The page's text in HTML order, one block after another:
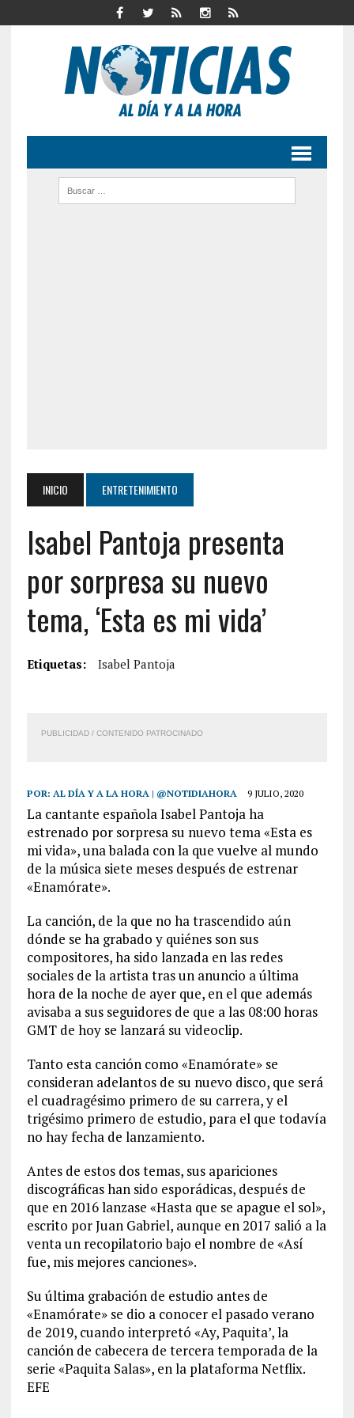
INICIO ENTRETENIMIENTO
Isabel Pantoja presenta
por sorpresa su nuevo
tema, ‘Esta es mi vida’
Etiquetas: Isabel Pantoja
PUBLICIDAD / CONTENIDO PATROCINADO
POR: AL DÍA Y A LA HORA | @NOTIDIAHORA 9 JULIO, 2020
La cantante española Isabel Pantoja ha
estrenado por sorpresa su nuevo tema «Esta es
mi vida», una balada con la que vuelve al mundo
de la música siete meses después de estrenar
«Enamórate».
La canción, de la que no ha trascendido aún
dónde se ha grabado y quiénes son sus
compositores, ha sido lanzada en las redes
sociales de la artista tras un anuncio a última
hora de la noche de ayer que, en el que además
avisaba a sus seguidores de que a las 08:00 horas
GMT de hoy se lanzará su videoclip.
Tanto esta canción como «Enamórate» se
consideran adelantos de su nuevo disco, que será
el cuadragésimo primero de su carrera, y el
trigésimo primero de estudio, para el que todavía
no hay fecha de lanzamiento.
Antes de estos dos temas, sus apariciones
discográficas han sido esporádicas, después de
que en 2016 lanzase «Hasta que se apague el sol»,
escrito por Juan Gabriel, aunque en 2017 salió a la
venta un recopilatorio bajo el nombre de «Así
fue, mis mejores canciones».
Su última grabación de estudio antes de
«Enamórate» se dio a conocer el pasado verano
de 2019, cuando interpretó «Ay, Paquita’, la
canción de cabecera de tercera temporada de la
serie «Paquita Salas», en la plataforma Netflix.
EFE